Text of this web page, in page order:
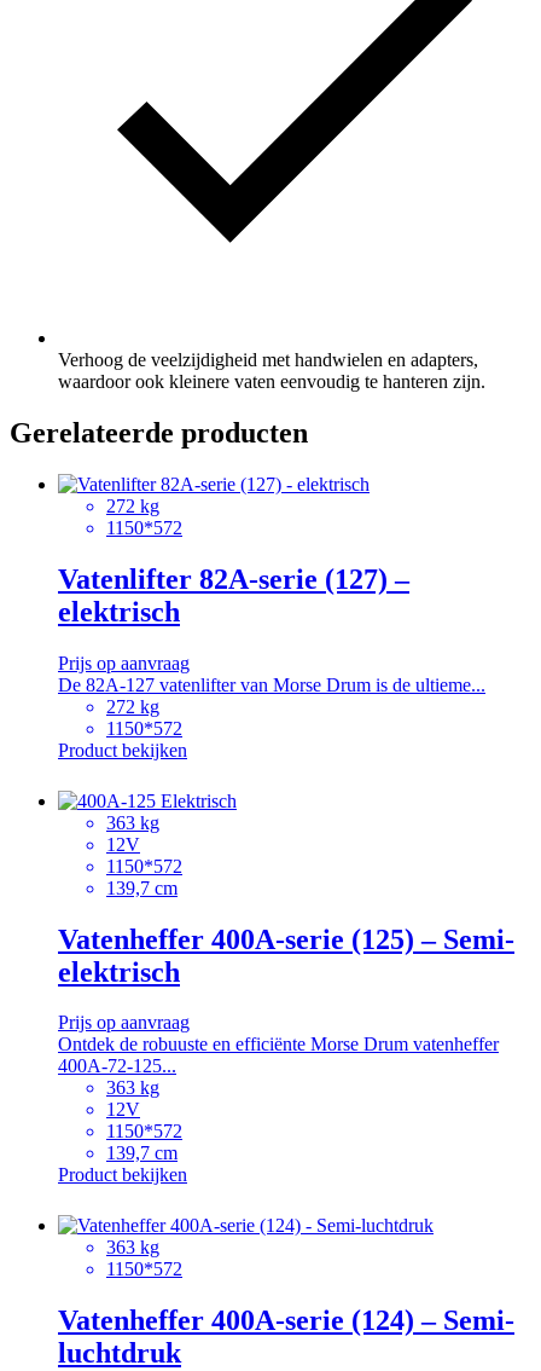
Verhoog de veelzijdigheid met handwielen en adapters,
waardoor ook kleinere vaten eenvoudig te hanteren zijn.
Gerelateerde producten
272 kg
1150*572
Vatenlifter 82A-serie (127) –
elektrisch
Prijs op aanvraag
De 82A-127 vatenlifter van Morse Drum is de ultieme...
272 kg
1150*572
Product bekijken
363 kg
12V
1150*572
139,7 cm
Vatenheffer 400A-serie (125) – Semi-
elektrisch
Prijs op aanvraag
Ontdek de robuuste en efficiënte Morse Drum vatenheffer
400A-72-125...
363 kg
12V
1150*572
139,7 cm
Product bekijken
363 kg
1150*572
Vatenheffer 400A-serie (124) – Semi-
luchtdruk